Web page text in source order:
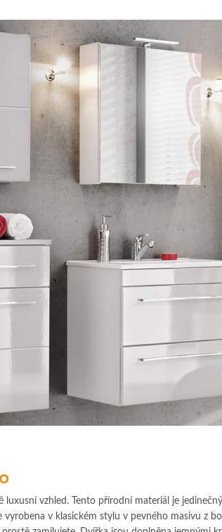
luxusní vzhled. Tento přírodní materiál je
vyrobena v klasickém stylu v pevného masivu z